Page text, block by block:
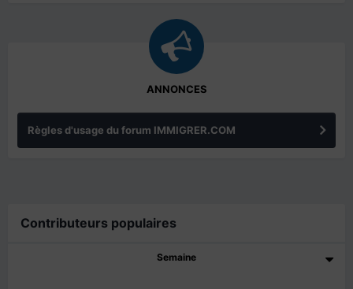
ANNONCES
Règles d'usage du forum IMMIGRER.COM
Contributeurs populaires
Semaine